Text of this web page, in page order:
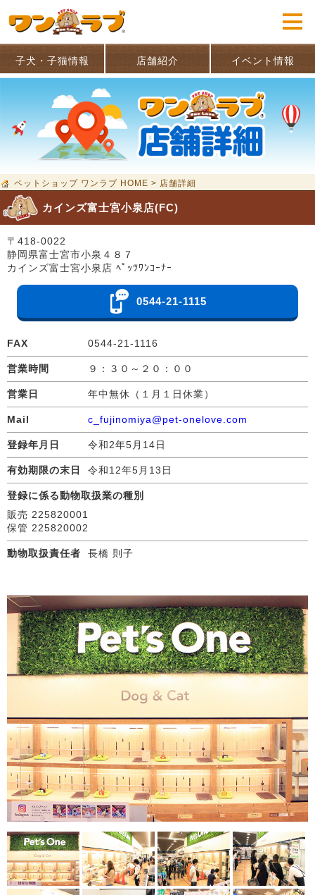
子犬・子猫情報 店舗紹介 イベント情報
ペットショップ ワンラブ HOME > 店舗詳細
カインズ富士宮小泉店(FC)
〒418-0022
静岡県富士宮市小泉４８７
カインズ富士宮小泉店 ﾍﾟｯﾂﾜﾝｺｰﾅｰ
0544-21-1115
FAX 0544-21-1116
営業時間 ９：３０～２０：００
営業日 年中無休（１月１日休業）
Mail c_fujinomiya@pet-onelove.com
登録年月日 令和2年5月14日
有効期限の末日 令和12年5月13日
登録に係る動物取扱業の種別
販売 225820001
保管 225820002
動物取扱責任者 長橋 則子